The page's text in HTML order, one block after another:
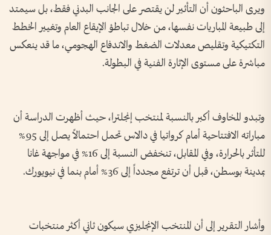
ويرى الباحثون أن التأثير لن يقتصر على الجانب البدني فقط، بل سيمتد
إلى طبيعة المباريات نفسها، من خلال تباطؤ الإيقاع العام وتغيير الخطط
التكتيكية وتقليص معدلات الضغط والاندفاع الهجومي، ما قد ينعكس
مباشرة على مستوى الإثارة الفنية في البطولة.
وتبدو المخاوف أكبر بالنسبة لمنتخب إنجلترا، حيث أظهرت الدراسة أن
مباراته الافتتاحية أمام كرواتيا في دالاس تحمل احتمالاً يصل إلى 95%
للتأثر بالحرارة، وفي المقابل، تنخفض النسبة إلى 16% في مواجهة غانا
بمدينة بوسطن، قبل أن ترتفع مجدداً إلى 36% أمام بنما في نيويورك.
وأشار التقرير إلى أن المنتخب الإنجليزي سيكون ثاني أكثر منتخبات